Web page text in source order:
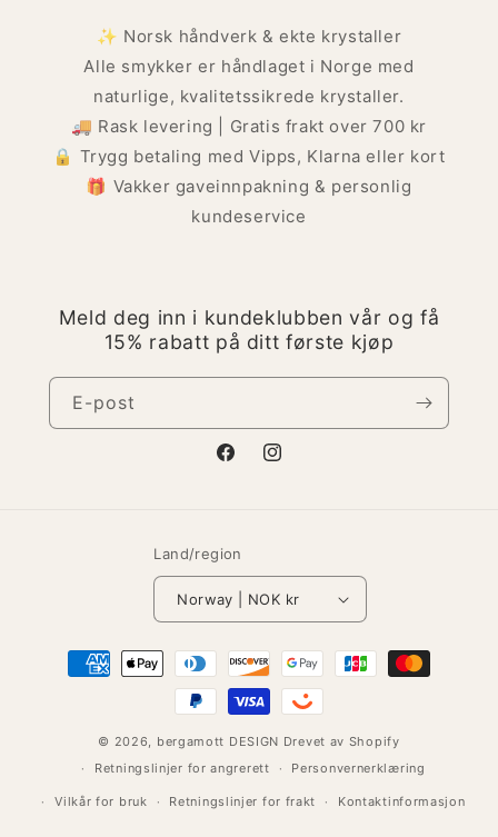
✨ Norsk håndverk & ekte krystaller
Alle smykker er håndlaget i Norge med
naturlige, kvalitetssikrede krystaller.
🚚 Rask levering | Gratis frakt over 700 kr
🔒 Trygg betaling med Vipps, Klarna eller kort
🎁 Vakker gaveinnpakning & personlig
kundeservice
Meld deg inn i kundeklubben vår og få
15% rabatt på ditt første kjøp
E-post
FacebookInstagram
Land/region
Norway | NOK kr
Betalingsmåter
© 2026, bergamott DESIGN Drevet av Shopify
Retningslinjer for angrerett
Personvernerklæring
Vilkår for bruk Retningslinjer for frakt Kontaktinformasjon